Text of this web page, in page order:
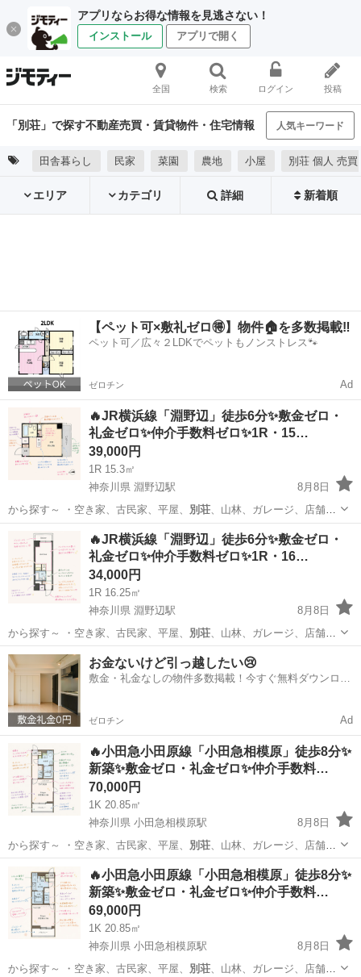
アプリならお得な情報を見逃さない！
インストール アプリで開く
全国 検索 ログイン 投稿
「別荘」で探す不動産売買・賃貸物件・住宅情報 人気キーワード
田舎暮らし 民家 菜園 農地 小屋 別荘 個人 売買
エリア カテゴリ 詳細 新着順
【ペット可×敷礼ゼロ🉐】物件🏠を多数掲載‼️
ペット可／広々２LDKでペットもノンストレス🐾
ゼロチン Ad
🔥JR横浜線「淵野辺」徒歩6分✨敷金ゼロ・
礼金ゼロ✨仲介手数料ゼロ✨1R・15…
39,000円
1R 15.3㎡
神奈川県 淵野辺駅
8月8日
から探す～ ・空き家、古民家、平屋、 別荘、山林、ガレージ、店舗、
田舎暮らし、居…
神奈川 淵野辺駅 マンション 物件
🔥JR横浜線「淵野辺」徒歩6分✨敷金ゼロ・
礼金ゼロ✨仲介手数料ゼロ✨1R・16…
34,000円
1R 16.25㎡
神奈川県 淵野辺駅
8月8日
から探す～ ・空き家、古民家、平屋、 別荘、山林、ガレージ、店舗、
田舎暮らし、居…
神奈川 相模原市 淵野辺駅 マンション
お金ないけど引っ越したい😢
敷金・礼金なしの物件多数掲載！今すぐ無料ダウンロー
ゼロチン Ad
🔥小田急小田原線「小田急相模原」徒歩8分✨
新築✨敷金ゼロ・礼金ゼロ✨仲介手数料…
70,000円
1K 20.85㎡
神奈川県 小田急相模原駅
8月8日
から探す～ ・空き家、古民家、平屋、 別荘、山林、ガレージ、店舗、
田舎暮らし、居…
小田急相模原駅 アパート 物件
🔥小田急小田原線「小田急相模原」徒歩8分✨
新築✨敷金ゼロ・礼金ゼロ✨仲介手数料…
69,000円
1K 20.85㎡
神奈川県 小田急相模原駅
8月8日
から探す～ ・空き家、古民家、平屋、 別荘、山林、ガレージ、店舗、